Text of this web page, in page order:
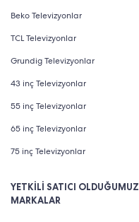
Beko Televizyonlar
TCL Televizyonlar
Grundig Televizyonlar
43 inç Televizyonlar
55 inç Televizyonlar
65 inç Televizyonlar
75 inç Televizyonlar
YETKİLİ SATICI OLDUĞUMUZ
MARKALAR